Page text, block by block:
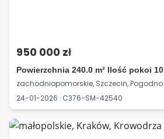
950 000 zł
Powierzchnia 240.0 m² Ilość pokoi 10
zachodniopomorskie, Szczecin, Pogodno
24-01-2026 · C376-SM-42540